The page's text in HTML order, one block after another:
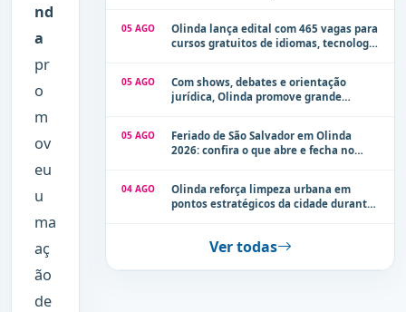
nd
a
pr
o
m
ov
eu
u
ma
aç
ão
de
05 AGO
Olinda lança edital com 465 vagas para
cursos gratuitos de idiomas, tecnologia
05 AGO
Com shows, debates e orientação
jurídica, Olinda promove grande
05 AGO
Feriado de São Salvador em Olinda
2026: confira o que abre e fecha no
04 AGO
Olinda reforça limpeza urbana em
pontos estratégicos da cidade durante
Ver todas